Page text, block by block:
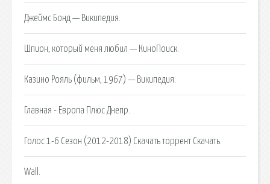
Джеймс Бонд — Википедия.
Шпион, который меня любил — КиноПоиск.
Казино Рояль (фильм, 1967) — Википедия.
Главная - Европа Плюс Днепр.
Голос 1-6 Сезон (2012-2018) Скачать торрент Скачать.
Wall.